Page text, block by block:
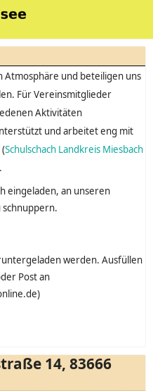
und beteiligen uns
Für Vereinsmitglieder
Aktivitäten
und arbeitet eng mit
Schulschach Landkreis Miesbach
eingeladen, an unseren
schnuppern.
werden. Ausfüllen
Post an
14, 83666